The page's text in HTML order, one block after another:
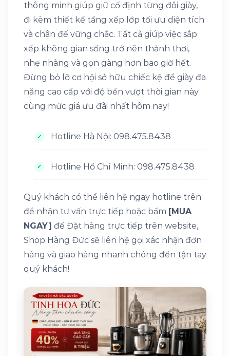
thông minh giúp giữ cố định từng đôi giày,
đi kèm thiết kế tầng xếp lớp tối ưu diện tích
và chân đế vững chắc. Tất cả giúp việc sắp
xếp không gian sống trở nên thảnh thơi,
nhẹ nhàng và gọn gàng hơn bao giờ hết.
Đừng bỏ lỡ cơ hội sở hữu chiếc kệ để giày đa
năng cao cấp với độ bền vượt thời gian này
cùng mức giá ưu đãi nhất hôm nay!
Hotline Hà Nội: 098.475.8438
Hotline Hồ Chí Minh: 098.475.8438
Quý khách có thể liên hệ ngay hotline trên
để nhận tư vấn trực tiếp hoặc bấm [MUA
NGAY] để Đặt hàng trực tiếp trên website,
Shop Hàng Đức sẽ liên hệ gọi xác nhận đơn
hàng và giao hàng nhanh chóng đến tận tay
quý khách!